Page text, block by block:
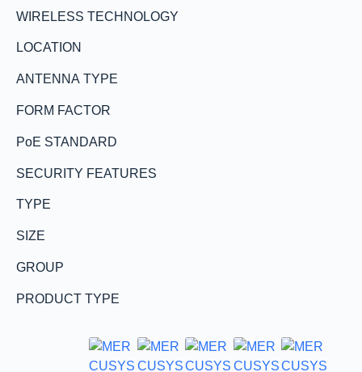
WIRELESS TECHNOLOGY
LOCATION
ANTENNA TYPE
FORM FACTOR
PoE STANDARD
SECURITY FEATURES
TYPE
SIZE
GROUP
PRODUCT TYPE